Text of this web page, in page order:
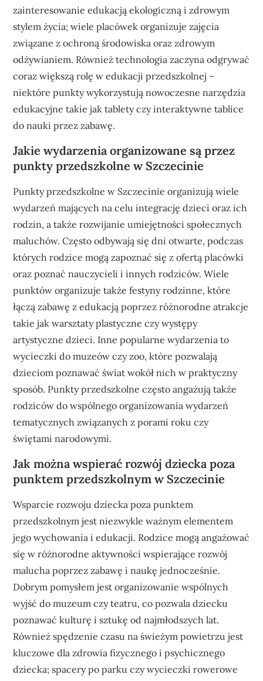
zainteresowanie edukacją ekologiczną i zdrowym
stylem życia; wiele placówek organizuje zajęcia
związane z ochroną środowiska oraz zdrowym
odżywianiem. Również technologia zaczyna odgrywać
coraz większą rolę w edukacji przedszkolnej –
niektóre punkty wykorzystują nowoczesne narzędzia
edukacyjne takie jak tablety czy interaktywne tablice
do nauki przez zabawę.
Jakie wydarzenia organizowane są przez
punkty przedszkolne w Szczecinie
Punkty przedszkolne w Szczecinie organizują wiele
wydarzeń mających na celu integrację dzieci oraz ich
rodzin, a także rozwijanie umiejętności społecznych
maluchów. Często odbywają się dni otwarte, podczas
których rodzice mogą zapoznać się z ofertą placówki
oraz poznać nauczycieli i innych rodziców. Wiele
punktów organizuje także festyny rodzinne, które
łączą zabawę z edukacją poprzez różnorodne atrakcje
takie jak warsztaty plastyczne czy występy
artystyczne dzieci. Inne popularne wydarzenia to
wycieczki do muzeów czy zoo, które pozwalają
dzieciom poznawać świat wokół nich w praktyczny
sposób. Punkty przedszkolne często angażują także
rodziców do wspólnego organizowania wydarzeń
tematycznych związanych z porami roku czy
świętami narodowymi.
Jak można wspierać rozwój dziecka poza
punktem przedszkolnym w Szczecinie
Wsparcie rozwoju dziecka poza punktem
przedszkolnym jest niezwykle ważnym elementem
jego wychowania i edukacji. Rodzice mogą angażować
się w różnorodne aktywności wspierające rozwój
malucha poprzez zabawę i naukę jednocześnie.
Dobrym pomysłem jest organizowanie wspólnych
wyjść do muzeum czy teatru, co pozwala dziecku
poznawać kulturę i sztukę od najmłodszych lat.
Również spędzenie czasu na świeżym powietrzu jest
kluczowe dla zdrowia fizycznego i psychicznego
dziecka; spacery po parku czy wycieczki rowerowe